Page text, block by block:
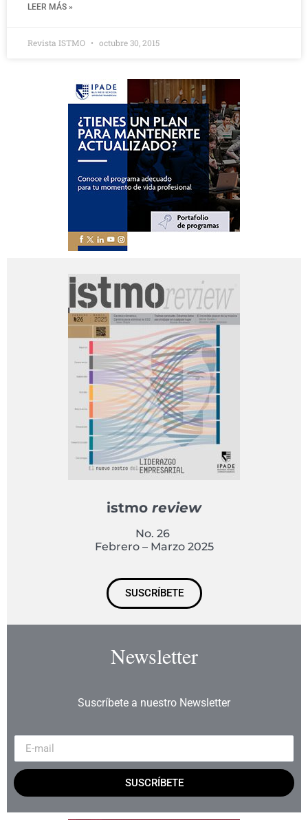
LEER MÁS »
Revista ISTMO octubre 30, 2015
istmo review
No. 26
Febrero – Marzo 2025
SUSCRÍBETE
Newsletter
Suscríbete a nuestro Newsletter
SUSCRÍBETE